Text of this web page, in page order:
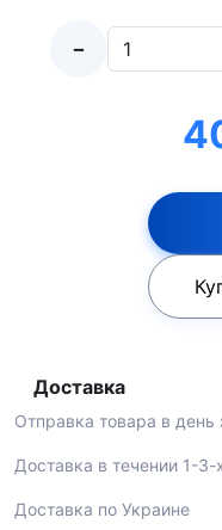
-
Доставка
Отправка товара в день
Доставка в течении 1-3-
Доставка по Украине